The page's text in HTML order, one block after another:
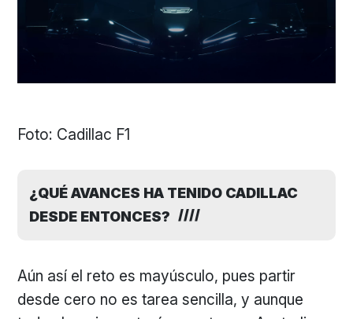
Foto: Cadillac F1
¿QUÉ AVANCES HA TENIDO CADILLAC
DESDE ENTONCES?
Aún así el reto es mayúsculo, pues partir
desde cero no es tarea sencilla, y aunque